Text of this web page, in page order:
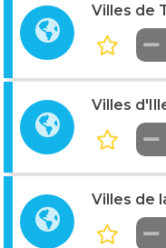
Villes de
Villes
Villes de